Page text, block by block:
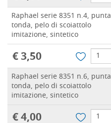
Raphael serie 8351 n.4, punta
tonda, pelo di scoiattolo
imitazione, sintetico
€ 3,50
Raphael serie 8351 n.6, punta
tonda, pelo di scoiattolo
imitazione, sintetico
€ 4,00